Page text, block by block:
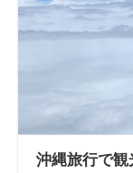
沖縄旅行で観